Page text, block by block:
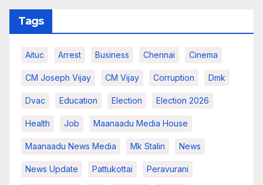
Tags
Aituc Arrest Business Chennai Cinema
CM Joseph Vijay CM Vijay Corruption Dmk
Dvac Education Election Election 2026
Health Job Maanaadu Media House
Maanaadu News Media Mk Stalin News
News Update Pattukottai Peravurani